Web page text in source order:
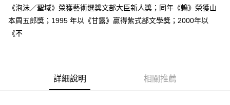
《泡沬／聖域》榮獲藝術選獎文部大臣新人獎；同年《鶇》榮獲山
本周五郎獎；1995 年以《甘露》贏得紫式部文學獎；2000年以
《不
詳細說明 相關推薦